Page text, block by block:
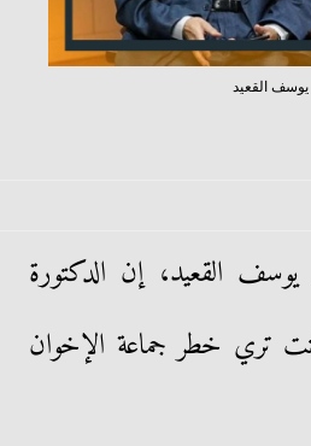
يوسف القعيد
القعيد، إن الدكتورة
تري خطر جماعة الإخوان